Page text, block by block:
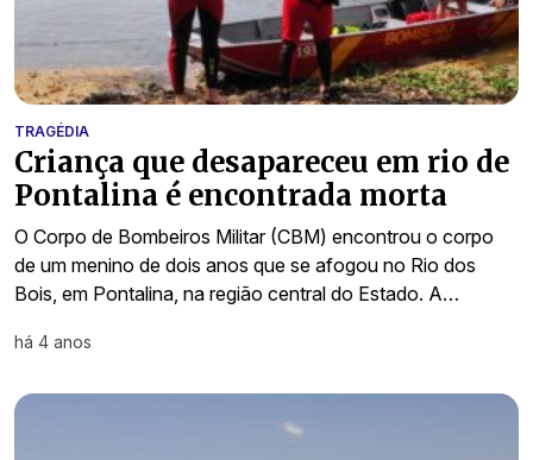
TRAGÉDIA
Criança que desapareceu em rio de
Pontalina é encontrada morta
O Corpo de Bombeiros Militar (CBM) encontrou o corpo
de um menino de dois anos que se afogou no Rio dos
Bois, em Pontalina, na região central do Estado. A…
há 4 anos